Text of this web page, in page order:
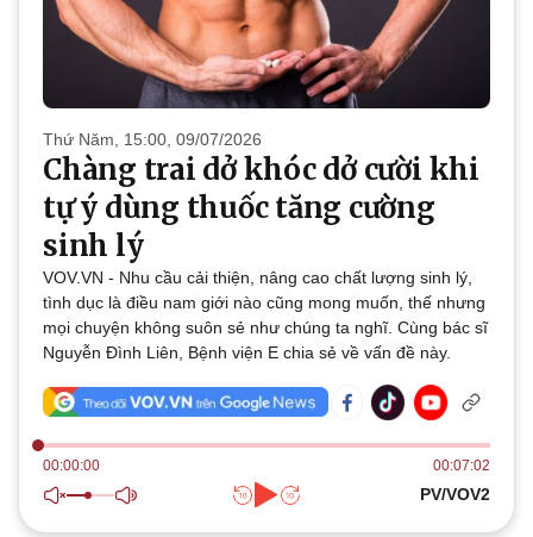
Quốc hội
Nhận diện sự thật
Giáo dục
Dấu ấn VOV
Việc làm
Biển đảo
Thế giới
Quan sát
Cuộc sống đó đây
Hồ sơ
Video
Ảnh
E-Magazine
Infographic
Kinh tế
Thị trường
Thứ Năm, 15:00, 09/07/2026
Chàng trai dở khóc dở cười khi
tự ý dùng thuốc tăng cường
sinh lý
VOV.VN - Nhu cầu cải thiện, nâng cao chất lượng sinh lý,
tình dục là điều nam giới nào cũng mong muốn, thế nhưng
mọi chuyện không suôn sẻ như chúng ta nghĩ. Cùng bác sĩ
Nguyễn Đình Liên, Bệnh viện E chia sẻ về vấn đề này.
00:00:00 00:07:02
PV/VOV2